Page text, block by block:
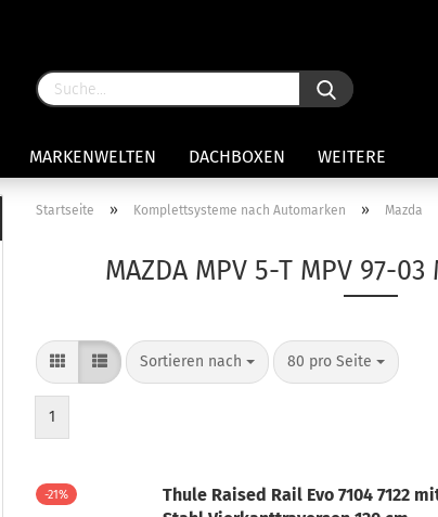
MARKENWELTEN DACHBOXEN WEITERE
Reling
50.. für 7105
Fahrzeuge mit
für 753 Fußsatz
40.. für 753
mit
Startseite » Komplettsysteme nach Automarken » Mazda
MAZDA MPV 5-T MPV 97-03
Sortieren nach 80 pro Seite
1
-21%
Thule Raised Rail Evo 7104 7122